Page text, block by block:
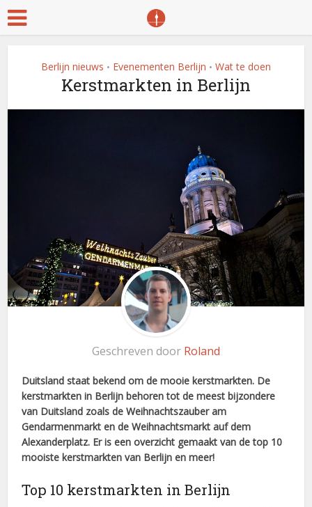
Berlijn nieuws • Evenementen Berlijn • Wat te doen
Kerstmarkten in Berlijn
Geschreven door Roland
Duitsland staat bekend om de mooie kerstmarkten. De
kerstmarkten in Berlijn behoren tot de meest bijzondere
van Duitsland zoals de Weihnachtszauber am
Gendarmenmarkt en de Weihnachtsmarkt auf dem
Alexanderplatz. Er is een overzicht gemaakt van de top 10
mooiste kerstmarkten van Berlijn en meer!
Top 10 kerstmarkten in Berlijn